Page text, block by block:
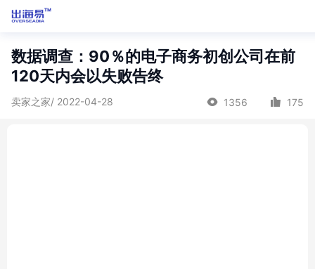
数据调查：90％的电子商务初创公司在前
120天内会以失败告终
卖家之家/ 2022-04-28 1356 175